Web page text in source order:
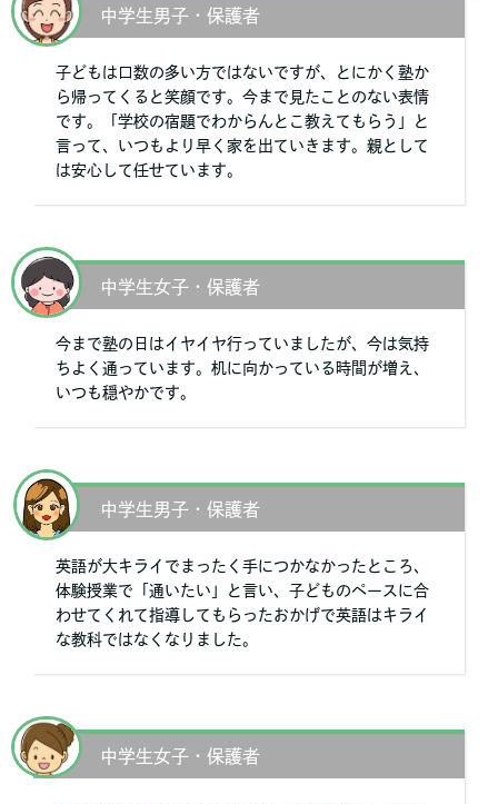
中学生男子・保護者
子どもは口数の多い方ではないですが、とにかく塾か
ら帰ってくると笑顔です。今まで見たことのない表情
です。「学校の宿題でわからんとこ教えてもらう」と
言って、いつもより早く家を出ていきます。親として
は安心して任せています。
中学生女子・保護者
今まで塾の日はイヤイヤ行っていましたが、今は気持
ちよく通っています。机に向かっている時間が増え、
いつも穏やかです。
中学生男子・保護者
英語が大キライでまったく手につかなかったところ、
体験授業で「通いたい」と言い、子どものペースに合
わせてくれて指導してもらったおかげで英語はキライ
な教科ではなくなりました。
中学生女子・保護者